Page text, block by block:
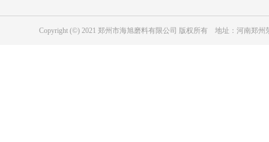
Copyright (©) 2021 郑州市海旭磨料有限公司 版权所有 地址：河南郑